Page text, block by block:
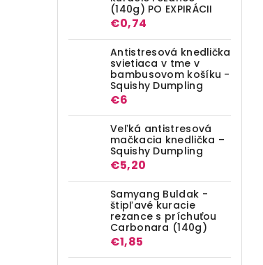
(140g) PO EXPIRÁCII
€0,74
Antistresová knedlička
svietiaca v tme v
bambusovom košíku -
Squishy Dumpling
€6
Veľká antistresová
mačkacia knedlička –
Squishy Dumpling
€5,20
Samyang Buldak -
štipľavé kuracie
rezance s príchuťou
Carbonara (140g)
€1,85